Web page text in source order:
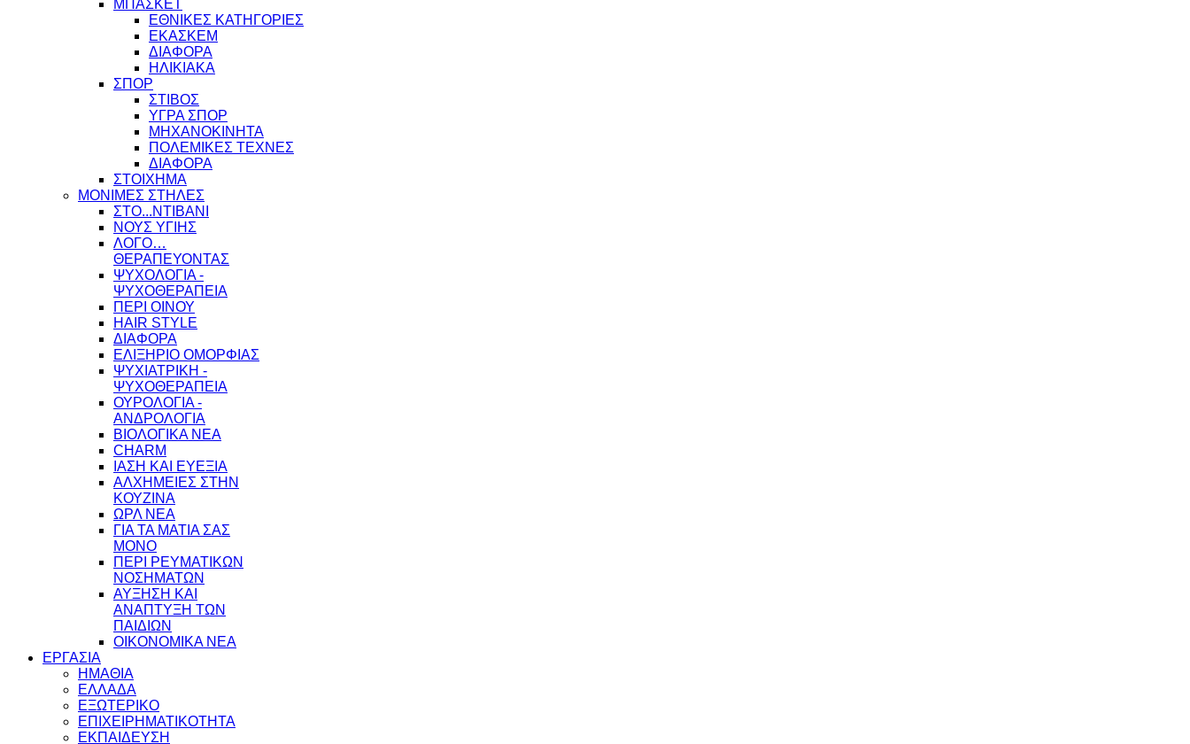
ΜΠΑΣΚΕΤ
ΕΘΝΙΚΕΣ ΚΑΤΗΓΟΡΙΕΣ
ΕΚΑΣΚΕΜ
ΔΙΑΦΟΡΑ
ΗΛΙΚΙΑΚΑ
ΣΠΟΡ
ΣΤΙΒΟΣ
ΥΓΡΑ ΣΠΟΡ
ΜΗΧΑΝΟΚΙΝΗΤΑ
ΠΟΛΕΜΙΚΕΣ ΤΕΧΝΕΣ
ΔΙΑΦΟΡΑ
ΣΤΟΙΧΗΜΑ
ΜΟΝΙΜΕΣ ΣΤΗΛΕΣ
ΣΤΟ...ΝΤΙΒΑΝΙ
ΝΟΥΣ ΥΓΙΗΣ
ΛΟΓΟ…
ΘΕΡΑΠΕΥΟΝΤΑΣ
ΨΥΧΟΛΟΓΙΑ -
ΨΥΧΟΘΕΡΑΠΕΙΑ
ΠΕΡΙ ΟΙΝΟΥ
HAIR STYLE
ΔΙΑΦΟΡΑ
ΕΛΙΞΗΡΙΟ ΟΜΟΡΦΙΑΣ
ΨΥΧΙΑΤΡΙΚΗ -
ΨΥΧΟΘΕΡΑΠΕΙΑ
ΟΥΡΟΛΟΓΙΑ -
ΑΝΔΡΟΛΟΓΙΑ
ΒΙΟΛΟΓΙΚΑ ΝΕΑ
CHARM
ΙΑΣΗ ΚΑΙ ΕΥΕΞΙΑ
ΑΛΧΗΜΕΙΕΣ ΣΤΗΝ
ΚΟΥΖΙΝΑ
ΩΡΛ ΝEA
ΓΙΑ ΤΑ ΜΑΤΙΑ ΣΑΣ
ΜΟΝΟ
ΠΕΡΙ ΡΕΥΜΑΤΙΚΩΝ
ΝΟΣΗΜΑΤΩΝ
ΑΥΞΗΣΗ ΚΑΙ
ΑΝΑΠΤΥΞΗ ΤΩΝ
ΠΑΙΔΙΩΝ
ΟΙΚΟΝΟΜΙΚΑ ΝΕΑ
ΕΡΓΑΣΙΑ
ΗΜΑΘΙΑ
ΕΛΛΑΔΑ
ΕΞΩΤΕΡΙΚΟ
ΕΠΙΧΕΙΡΗΜΑΤΙΚΟΤΗΤΑ
ΕΚΠΑΙΔΕΥΣΗ